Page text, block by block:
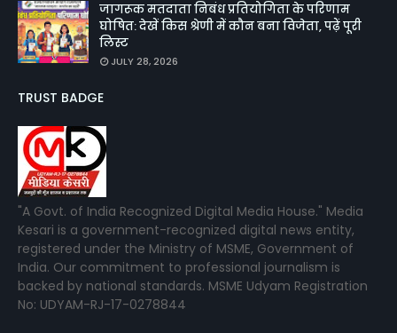
जागरूक मतदाता निबंध प्रतियोगिता के परिणाम
घोषित: देखें किस श्रेणी में कौन बना विजेता, पढ़ें पूरी
लिस्ट
JULY 28, 2026
TRUST BADGE
"A Govt. of India Recognized Digital Media House." Media
Kesari is a government-recognized digital news entity,
registered under the Ministry of MSME, Government of
India. Our commitment to professional journalism is
backed by national standards. MSME Udyam Registration
No: UDYAM-RJ-17-0278844